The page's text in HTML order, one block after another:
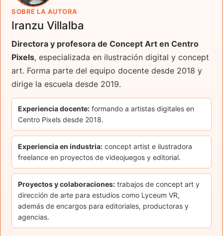
SOBRE LA AUTORA
Iranzu Villalba
Directora y profesora de Concept Art en Centro
Pixels, especializada en ilustración digital y concept
art. Forma parte del equipo docente desde 2018 y
dirige la escuela desde 2019.
Experiencia docente: formando a artistas digitales en
Centro Pixels desde 2018.
Experiencia en industria: concept artist e ilustradora
freelance en proyectos de videojuegos y editorial.
Proyectos y colaboraciones: trabajos de concept art y
dirección de arte para estudios como Lyceum VR,
además de encargos para editoriales, productoras y
agencias.